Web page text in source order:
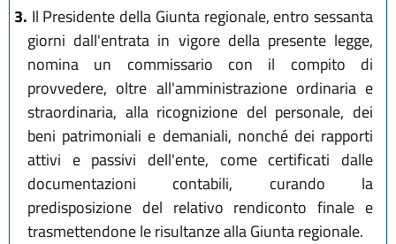
3. Il Presidente della Giunta regionale, entro sessanta
giorni dall'entrata in vigore della presente legge,
nomina un commissario con il compito di
provvedere, oltre all'amministrazione ordinaria e
straordinaria, alla ricognizione del personale, dei
beni patrimoniali e demaniali, nonché dei rapporti
attivi e passivi dell'ente, come certificati dalle
documentazioni contabili, curando la
predisposizione del relativo rendiconto finale e
trasmettendone le risultanze alla Giunta regionale.